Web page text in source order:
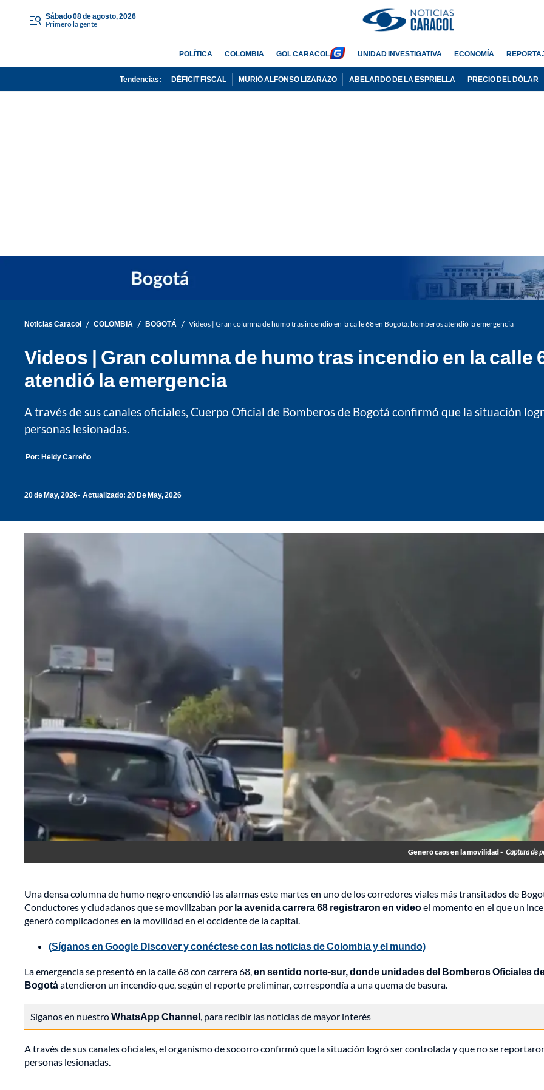
sábado 08 de agosto, 2026
Primero la gente
POLÍTICA COLOMBIA GOL CARACOL UNIDAD INVESTIGATIVA ECONOMÍA
Tendencias: DÉFICIT FISCAL MURIÓ ALFONSO LIZARAZO ABELARDO DE LA ESPRIELLA PRECIO DEL DÓLAR
Noticias Caracol / COLOMBIA / BOGOTÁ / Videos | Gran columna de humo tras incendio en la calle 68 en Bogotá: bomberos atendió la emergencia
Videos | Gran columna de humo tras incendio en la calle
atendió la emergencia
A través de sus canales oficiales, Cuerpo Oficial de Bomberos de Bogotá confirmó que la situación
personas lesionadas.
Por: Heidy Carreño
20 de May, 2026 Actualizado: 20 De May, 2026
Generó caos en la movilidad - Captura de
Una densa columna de humo negro encendió las alarmas este martes en uno de los corredores viales más transitados de
Conductores y ciudadanos que se movilizaban por la avenida carrera 68 registraron en videoel momento en el que un
generó complicaciones en la movilidad en el occidente de la capital.
(Síganos en Google Discover y conéctese con las noticias de Colombia y el mundo)
La emergencia se presentó en la calle 68 con carrera 68,en sentido norte-sur, donde unidades del Bomberos Oficiales
Bogotáatendieron un incendio que, según el reporte preliminar, correspondía a una quema de basura.
Síganos en nuestroWhatsApp Channel, para recibir las noticias de mayor interés
A través de sus canales oficiales, el organismo de socorro confirmó que la situación logró ser controlada y que no se
personas lesionadas.